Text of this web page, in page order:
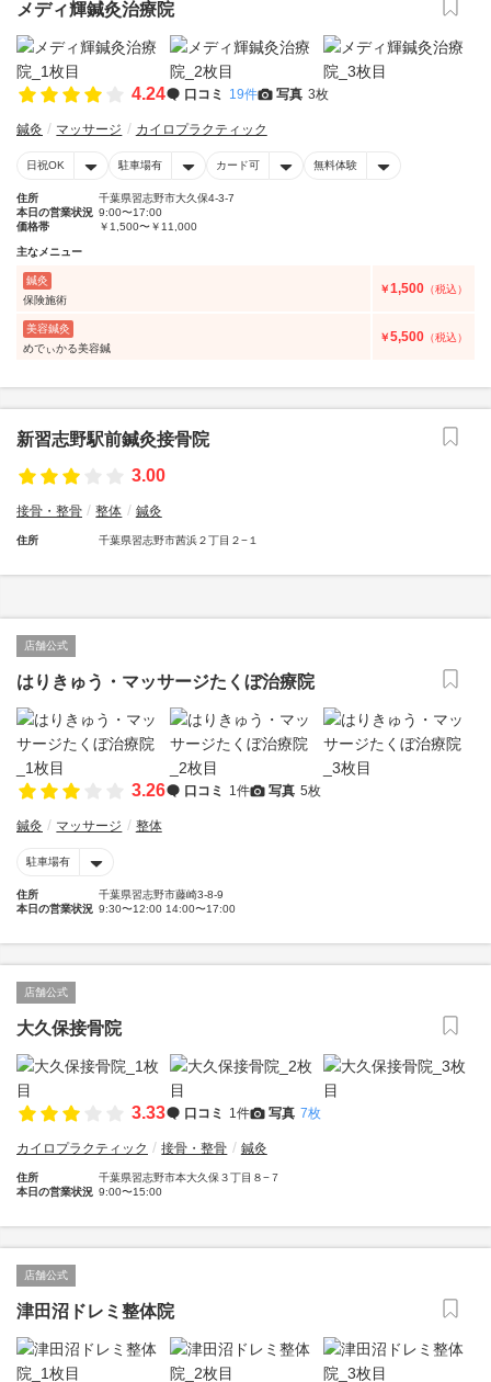
メディ輝鍼灸治療院
4.24 口コミ 19件 写真 3枚
鍼灸 マッサージ カイロプラクティック
日祝OK 駐車場有 カード可 無料体験
住所
千葉県習志野市大久保4-3-7
本日の営業状況 9:00〜17:00
価格帯
￥1,500〜￥11,000
主なメニュー
鍼灸
保険施術
￥1,500 （税込）
美容鍼灸
めでぃかる美容鍼
￥5,500 （税込）
新習志野駅前鍼灸接骨院
3.00
接骨・整骨 整体 鍼灸
住所 千葉県習志野市茜浜２丁目２−１
店舗公式
はりきゅう・マッサージたくぼ治療院
3.26 口コミ 1件 写真 5枚
鍼灸 マッサージ 整体
駐車場有
住所
千葉県習志野市藤崎3-8-9
本日の営業状況 9:30〜12:00 14:00〜17:00
店舗公式
大久保接骨院
3.33 口コミ 1件 写真 7枚
カイロプラクティック 接骨・整骨 鍼灸
住所
千葉県習志野市本大久保３丁目８−７
本日の営業状況 9:00〜15:00
店舗公式
津田沼ドレミ整体院